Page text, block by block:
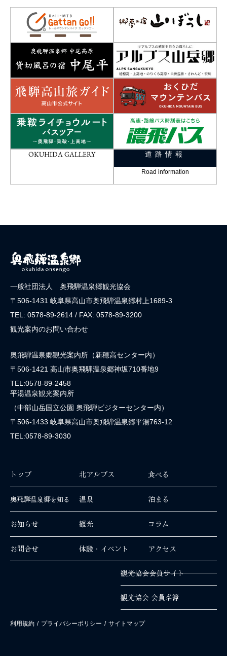
OKUHIDA GALLERY 道路情報
Road information
一般社団法人 奥飛騨温泉郷観光協会
〒506-1431 岐阜県高山市奥飛騨温泉郷村上1689-3
TEL: 0578-89-2614 / FAX: 0578-89-3200
観光案内のお問い合わせ
奥飛騨温泉郷観光案内所（新穂高センター内）
〒506-1421 高山市奥飛騨温泉郷神坂710番地9
TEL:0578-89-2458
平湯温泉観光案内所
（中部山岳国立公園 奥飛騨ビジターセンター内）
〒506-1433 岐阜県高山市奥飛騨温泉郷平湯763-12
TEL:0578-89-3030
トップ
奥飛騨温泉郷を知る
お知らせ
お問合せ
北アルプス
温泉
観光
体験・イベント
食べる
泊まる
コラム
アクセス
観光協会会員サイト
観光協会 会員名簿
利用規約 / プライバシーポリシー / サイトマップ